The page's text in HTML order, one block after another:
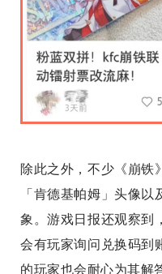
除此之外，不少《崩铁
「肯德基帕姆」头像
象。游戏日报还观察到
会有玩家询问兑换码到
的玩家也会耐心为其解